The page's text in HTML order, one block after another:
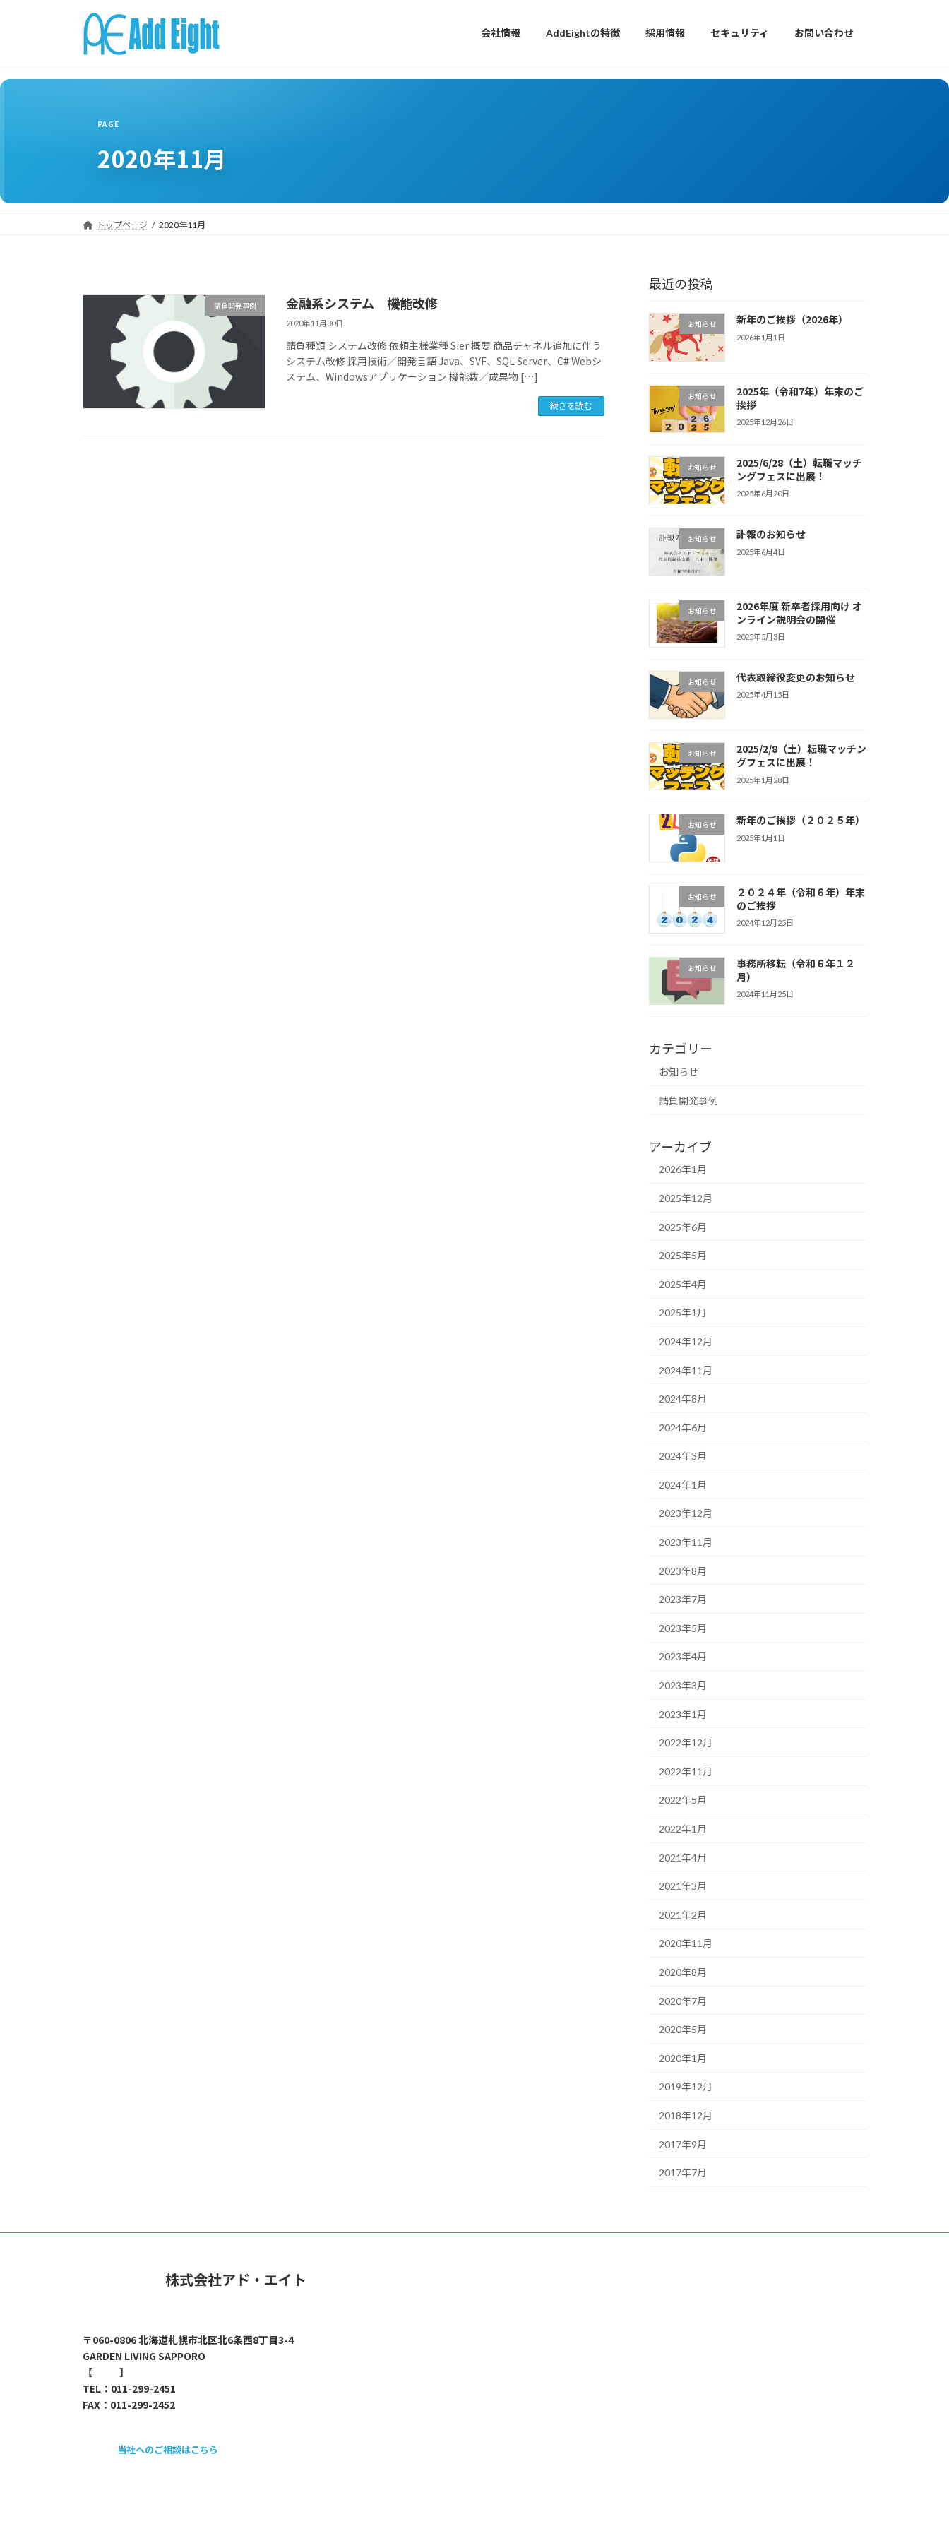
ツ
シ
会社情報 AddEightの特徴 採用情報 セキュリティ お問い合わせ
2020年11月
トップページ 2020年11月
請負開発事例 金融系システム 機能改修
2020年11月30日
請負種類 システム改修 依頼主様業種 Sier 概要 商品チャネル追加に伴う
システム改修 採用技術／開発言語 Java、SVF、SQL Server、C# Webシ
ステム、Windowsアプリケーション 機能数／成果物 […]
続きを読む
最近の投稿
お知らせ 新年のご挨拶（2026年）
2026年1月1日
お知らせ
2025年（令和7年）年末のご
挨拶
2025年12月26日
お知らせ
2025/6/28（土）転職マッチ
ングフェスに出展！
2025年6月20日
お知らせ 訃報のお知らせ
2025年6月4日
お知らせ
2026年度 新卒者採用向け オ
ンライン説明会の開催
2025年5月3日
お知らせ 代表取締役変更のお知らせ
2025年4月15日
お知らせ
2025/2/8（土）転職マッチン
グフェスに出展！
2025年1月28日
お知らせ 新年のご挨拶（２０２５年）
2025年1月1日
お知らせ
２０２４年（令和６年）年末
のご挨拶
2024年12月25日
お知らせ
事務所移転（令和６年１２
月）
2024年11月25日
カテゴリー
お知らせ
請負開発事例
アーカイブ
2026年1月
2025年12月
2025年6月
2025年5月
2025年4月
2025年1月
2024年12月
2024年11月
2024年8月
2024年6月
2024年3月
2024年1月
2023年12月
2023年11月
2023年8月
2023年7月
2023年5月
2023年4月
2023年3月
2023年1月
2022年12月
2022年11月
2022年5月
2022年1月
2021年4月
2021年3月
2021年2月
2020年11月
2020年8月
2020年7月
2020年5月
2020年1月
2019年12月
2018年12月
2017年9月
2017年7月
株式会社アド・エイト
〒060-0806 北海道札幌市北区北6条西8丁目3-4
GARDEN LIVING SAPPORO
【
】
TEL：011-299-2451
FAX：011-299-2452
当社へのご相談はこちら